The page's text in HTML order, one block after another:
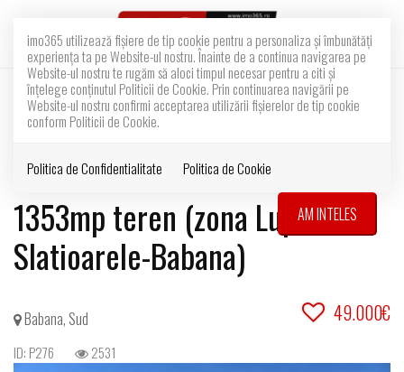
imo365 utilizează fişiere de tip cookie pentru a personaliza și îmbunătăți
experiența ta pe Website-ul nostru. Înainte de a continua navigarea pe
Website-ul nostru te rugăm să aloci timpul necesar pentru a citi și
înțelege conținutul Politicii de Cookie. Prin continuarea navigării pe
Website-ul nostru confirmi acceptarea utilizării fişierelor de tip cookie
conform Politicii de Cookie.
Politica de Confidentialitate Politica de Cookie
AM INTELES
Acest anunt nu mai este activ !
Casa la 10km de Pitesti cu
1353mp teren (zona Lupueni-
Slatioarele-Babana)
Babana, Sud 49.000€
ID: P276 2531
0% COMISION EXCLUSIVITATE RETRAS